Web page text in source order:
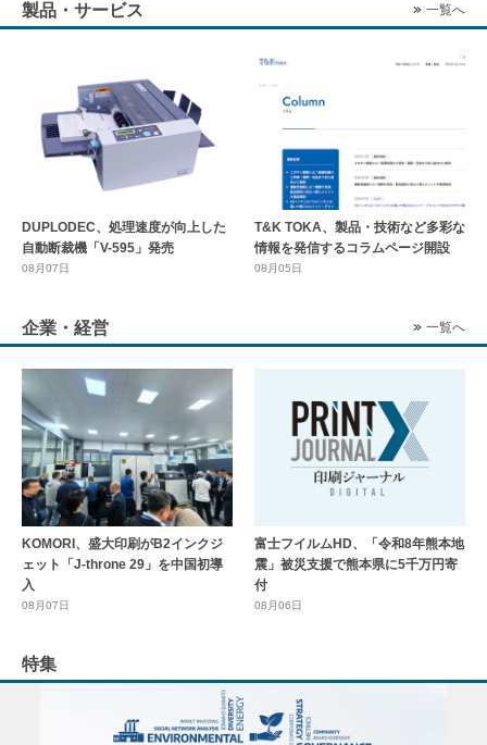
製品・サービス 一覧へ
DUPLODEC、処理速度が向上した
自動断裁機「V-595」発売
08月07日
T&K TOKA、製品・技術など多彩な
情報を発信するコラムページ開設
08月05日
企業・経営 一覧へ
KOMORI、盛大印刷がB2インクジ
ェット「J-throne 29」を中国初導
入
08月07日
富士フイルムHD、「令和8年熊本地
震」被災支援で熊本県に5千万円寄
付
08月06日
特集